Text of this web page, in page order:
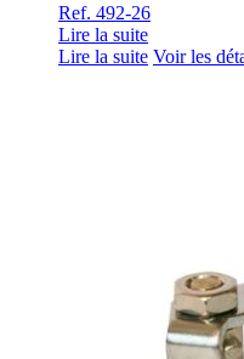
Ref. 492-26
Lire la suite
Lire la suite Voir les